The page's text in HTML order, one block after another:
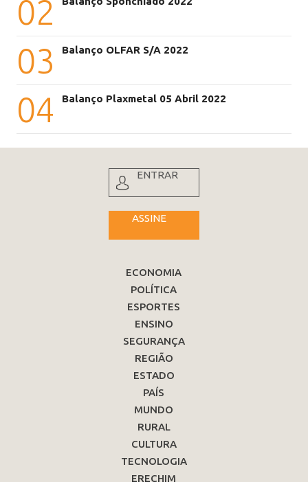
02
03 Balanço OLFAR S/A 2022
04 Balanço Plaxmetal 05 Abril 2022
ENTRAR
ASSINE
ECONOMIA
POLÍTICA
ESPORTES
ENSINO
SEGURANÇA
REGIÃO
ESTADO
PAÍS
MUNDO
RURAL
CULTURA
TECNOLOGIA
ERECHIM